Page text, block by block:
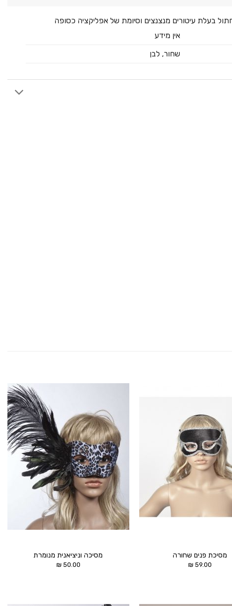
בעלת עיטורים מנצנצים וסיומת של אפליקציה כסופה
אין מידע
שחור, לבן
מסיכת פנים שחורה
59.00
₪
הוסף ל
WISHLIST
מסיכה וניציאנית מנומרת
50.00
₪